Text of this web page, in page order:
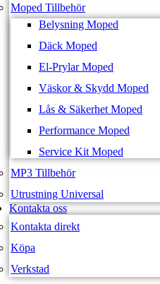
Moped Tillbehör
Belysning Moped
Däck Moped
El-Prylar Moped
Väskor & Skydd Moped
Lås & Säkerhet Moped
Performance Moped
Service Kit Moped
MP3 Tillbehör
Utrustning Universal
Kontakta oss
Kontakta direkt
Köpa
Verkstad